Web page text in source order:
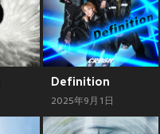
Definition
2025年9月1日